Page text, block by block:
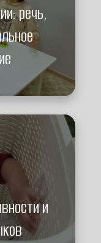
речь,
и